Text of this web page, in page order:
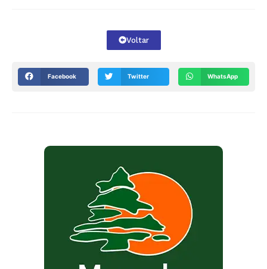
Voltar
Facebook Twitter WhatsApp